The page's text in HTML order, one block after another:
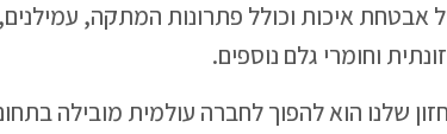
אבטחת איכות וכולל פתרונות המתקה,
וחומרי גלם נוספים.
שלנו הוא להפוך לחברה עולמית מובילה